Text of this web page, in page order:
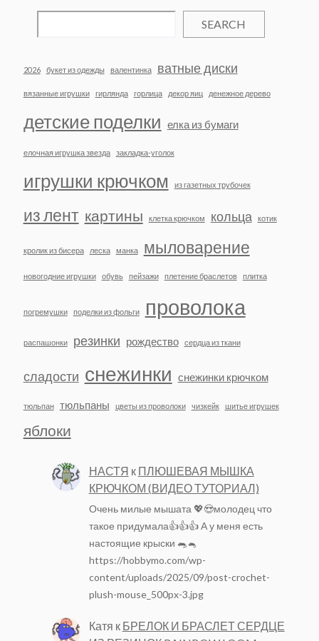
SEARCH
2026 букет из одежды валентинка ватные диски
вязанные игрушки гирлянда горлица декор яиц денежное дерево
детские поделки елка из бумаги
елочная игрушка звезда закладка-уголок
игрушки крючком из газетных трубочек
из лент картины клетка крючком кольца котик
кролик из бисера леска манка мыловарение
новогодние игрушки обувь пейзажи плетение браслетов плитка
погремушки поделки из фольги проволока
распашонки резинки рождество сердца из ткани
сладости снежинки снежинки крючком
тюльпан тюльпаны цветы из проволоки чизкейк шитье игрушек
яблоки
НАСТЯ к ПЛЮШЕВАЯ МЫШКА
КРЮЧКОМ (ВИДЕО ТУТОРИАЛ)
Очень милые мышата 💖😍молодец что
такое придумала👍👍👍 А у меня есть
настоящие крыски 🐀🐁
https://hobbymo.com/wp-
content/uploads/2025/09/post-crochet-
plush-mouse_500px-3.jpg
Катя к БРЕЛОК И БРАСЛЕТ СЕРДЦЕ